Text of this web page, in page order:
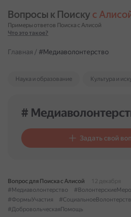
Вопросы к Поиску с
Примеры ответов Поиска с Алисой
Что это такое?
Главная / #Медиаволонтерство
Наука и образование Культура и
#
Задать свой
Вопрос для Поиска с Алисой
12 декабря
#Медиаволонтерство
#ФормыУчастия
#ДобровольческаяПомощь